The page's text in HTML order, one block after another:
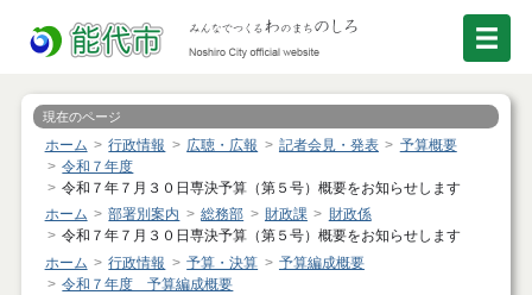
現在のページ
ホーム 行政情報 広聴・広報 記者会見・発表
予算概要
令和７年度
令和７年７月３０日専決予算（第５号）概要をお知らせします
ホーム
部署別案内 総務部 財政課
財政係
令和７年７月３０日専決予算（第５号）概要をお知らせします
ホーム
行政情報 予算・決算
予算編成概要
令和７年度 予算編成概要